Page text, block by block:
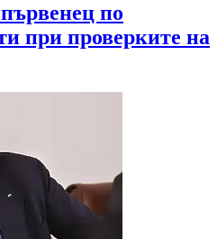
по
при проверките на